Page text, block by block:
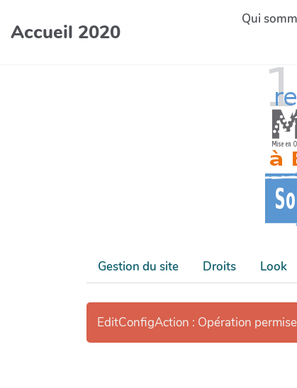
Accueil 2020
Qui
Gestion du site Droits Look
EditConfigAction : Opération